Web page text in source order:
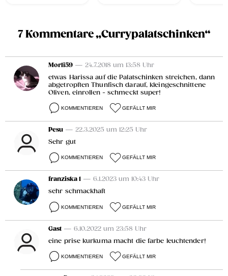
7 Kommentare „Currypalatschinken“
Morli59 — 24.7.2018 um 13:58 Uhr
etwas Harissa auf die Palatschinken streichen, dann
abgetropften Thunfisch darauf, kleingeschnittene
Oliven, einrollen - schmeckt super!
KOMMENTIEREN GEFÄLLT MIR
Pesu — 22.3.2025 um 12:25 Uhr
Sehr gut
KOMMENTIEREN GEFÄLLT MIR
franziska 1 — 6.1.2023 um 10:43 Uhr
sehr schmackhaft
KOMMENTIEREN GEFÄLLT MIR
Gast — 6.10.2022 um 23:58 Uhr
eine prise kurkuma macht die farbe leuchtender!
KOMMENTIEREN GEFÄLLT MIR